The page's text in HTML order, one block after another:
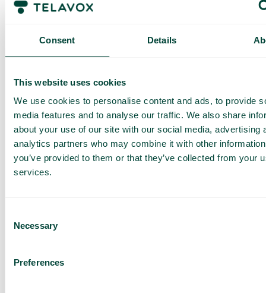
Consent Details
This website uses cookies
We use cookies to personalise content and ads, to provide
media features and to analyse our traffic. We also share
about your use of our site with our social media, advertising
analytics partners who may combine it with other
you’ve provided to them or that they’ve collected from your
services.
Selection
Necessary
Preferences
Thailand
Zone 2B
Har du frågor? Vi har svaren
Mobile+?